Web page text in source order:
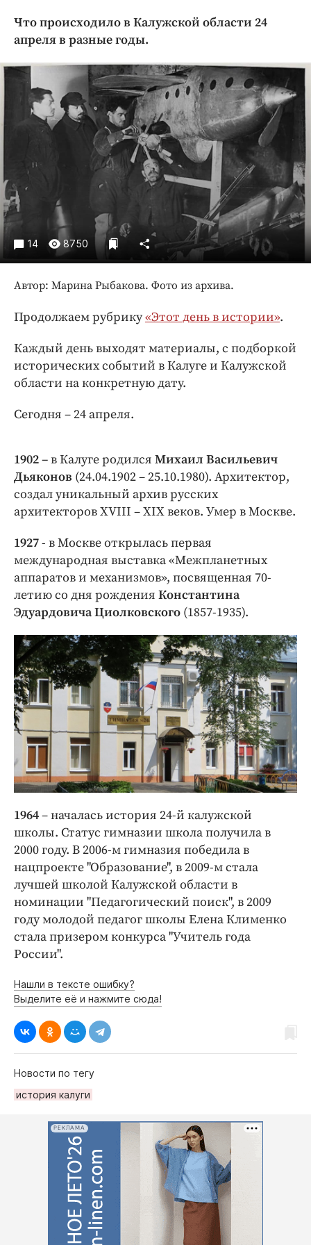
Культура
Недвижимость и ЖКХ
Образование
Общество
Погода
Праздники
Происшествия
Экономика и бизнес
ПРОЕКТЫ
Блоги
Медиаперсона
Интересное чтиво
Бренд года
Работодатель года
Что происходило в Калужской области 24
апреля в разные годы.
14 8750
Автор: Марина Рыбакова. Фото из архива.
Продолжаем рубрику«Этот день в истории».
Каждый день выходят материалы, с подборкой
исторических событий в Калуге и Калужской
области на конкретную дату.
Сегодня – 24 апреля.
1902 –в Калуге родился Михаил Васильевич
Дьяконов (24.04.1902 – 25.10.1980). Архитектор,
создал уникальный архив русских
архитекторов XVIII – XIX веков. Умер в Москве.
1927- в Москве открылась первая
международная выставка «Межпланетных
аппаратов и механизмов», посвященная 70-
летию со дня рождения Константина
Эдуардовича Циолковского (1857-1935).
1964– началась история 24-й калужской
школы. Статус гимназии школа получила в
2000 году. В 2006-м гимназия победила в
нацпроекте "Образование", в 2009-м стала
лучшей школой Калужской области в
номинации "Педагогический поиск", в 2009
году молодой педагог школы Елена Клименко
стала призером конкурса "Учитель года
России".
Нашли в тексте ошибку?
Выделите её и нажмите сюда!
Новости по тегу
история калуги
РЕКЛАМА